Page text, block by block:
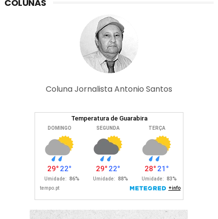
COLUNAS
Coluna Jornalista Antonio Santos